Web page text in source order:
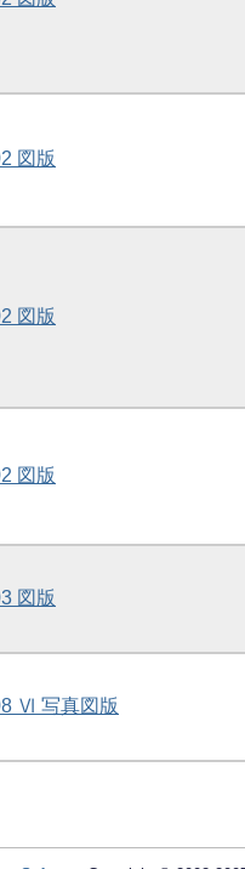
図版
図版
図版
図版
Ⅵ 写真図版